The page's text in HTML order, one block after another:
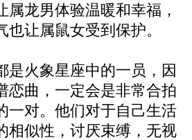
属龙男体验温暖和幸福，
也让属鼠女受到保护。
是火象星座中的一员，因
恋曲，一定会是非常合拍
一对。他们对于自己生活
相似性，讨厌束缚，无视